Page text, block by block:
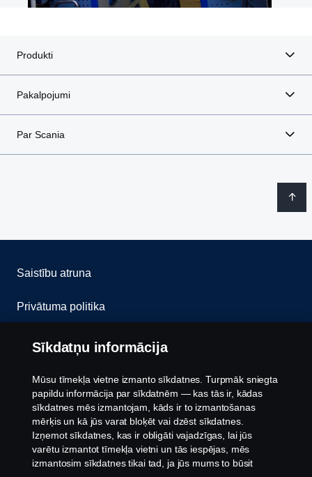
Produkti
Pakalpojumi
Par Scania
Saistību atruna
Privātuma politika
Sazinies ar mums
Trauksmes celšana
Sīkfailu politika
Sīkdatņu iestatījumi
Sīkdatņu informācija
Mūsu tīmekļa vietne izmanto sīkdatnes. Turpmāk sniegta
papildu informācija par sīkdatnēm — kas tās ir, kādas
sīkdatnes mēs izmantojam, kāds ir to izmantošanas
mērķis un kā jūs varat bloķēt vai dzēst sīkdatnes.
Izņemot sīkdatnes, kas ir obligāti vajadzīgas, lai jūs
varētu izmantot tīmekļa vietni un tās iespējas, mēs
izmantosim sīkdatnes tikai tad, ja jūs mums to būsit